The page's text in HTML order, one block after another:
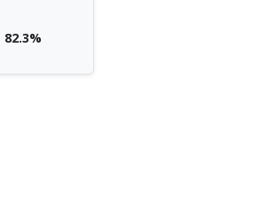
82.3%